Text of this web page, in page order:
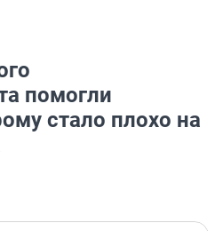
помогли
стало плохо на